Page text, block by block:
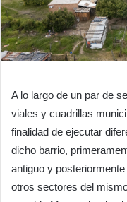
A lo largo de un par de
viales y cuadrillas
finalidad de ejecutar
dicho barrio,
antiguo y
otros sectores del